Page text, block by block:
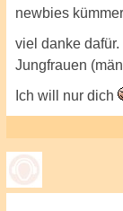
newbies
viel danke
Jungfrauen
Ich will nur dich